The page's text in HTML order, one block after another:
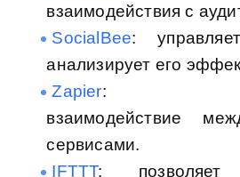
взаимодействия с
SocialBee:
анализирует его
Zapier:
взаимодействие
сервисами.
IFTTT: позволяет